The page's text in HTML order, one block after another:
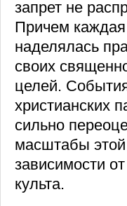
запрет не
Причем
наделялась
своих
целей.
христианских
сильно
масштабы
зависимости
культа.